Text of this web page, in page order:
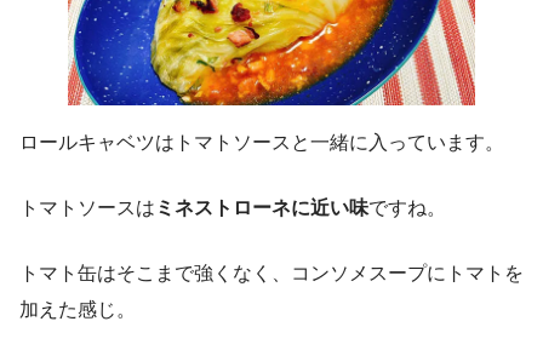
ロールキャベツはトマトソースと一緒に入っています。
トマトソースは ミネストローネに近い味ですね。
トマト缶はそこまで強くなく、コンソメスープにトマトを
加えた感じ。